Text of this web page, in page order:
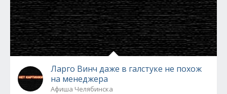
Ларго Винч даже в галстуке не похож
на менеджера
Афиша Челябинска